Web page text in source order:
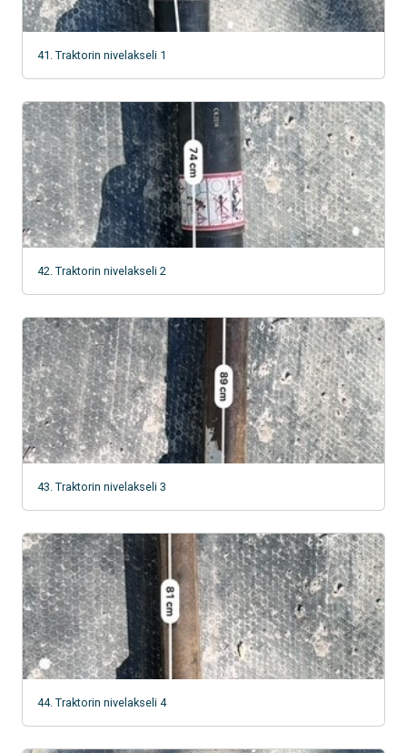
41. Traktorin nivelakseli 1
42. Traktorin nivelakseli 2
43. Traktorin nivelakseli 3
44. Traktorin nivelakseli 4